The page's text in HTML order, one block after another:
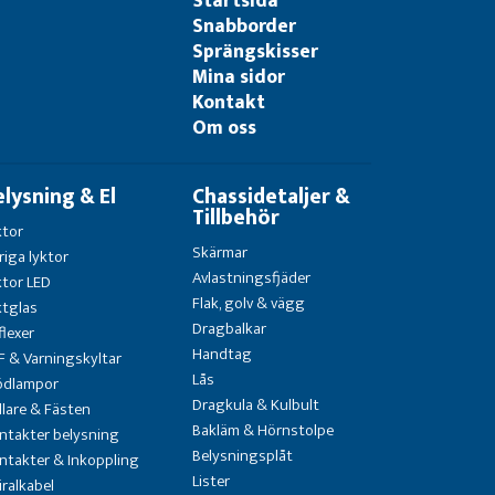
Snabborder
Sprängskisser
Mina sidor
Kontakt
Om oss
& El
lyktor
LED
& Varningskyltar
& Fästen
belysning
& Inkoppling
Chassidetaljer &
Tillbehör
Skärmar
Avlastningsfjäder
Flak, golv & vägg
Dragbalkar
Handtag
Lås
Dragkula & Kulbult
Bakläm & Hörnstolpe
Belysningsplåt
Lister